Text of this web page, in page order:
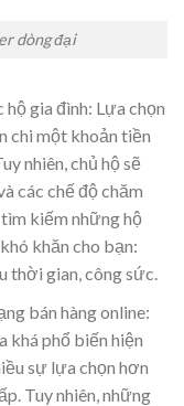
dòng đại
gia đình: Lựa chọn
chi một khoản tiền
nhiên, chủ hộ sẽ
các chế độ chăm
kiếm những hộ
khăn cho bạn:
thời gian, công sức.
bán hàng online:
khá phổ biến hiện
sự lựa chọn hơn
Tuy nhiên, những